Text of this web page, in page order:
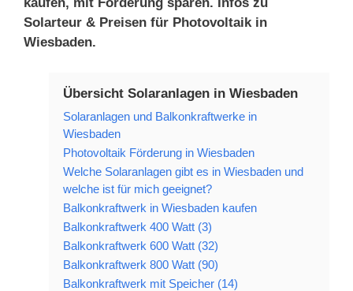
Solarteur & Preisen für Photovoltaik in
Wiesbaden.
Übersicht Solaranlagen in Wiesbaden
Solaranlagen und Balkonkraftwerke in
Wiesbaden
Photovoltaik Förderung in Wiesbaden
Welche Solaranlagen gibt es in Wiesbaden und
welche ist für mich geeignet?
Balkonkraftwerk in Wiesbaden kaufen
Balkonkraftwerk 400 Watt (3)
Balkonkraftwerk 600 Watt (32)
Balkonkraftwerk 800 Watt (90)
Balkonkraftwerk mit Speicher (14)